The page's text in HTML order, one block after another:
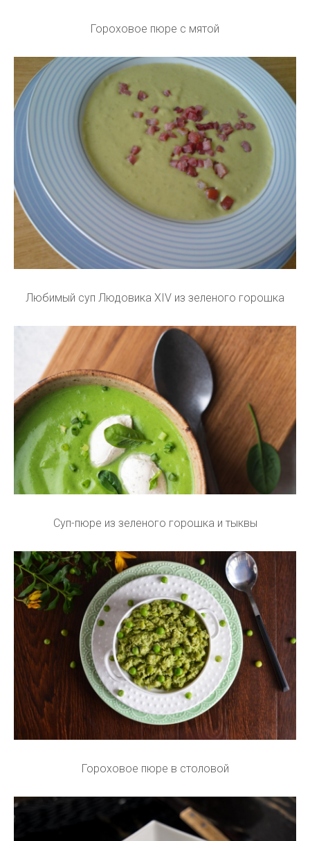
Гороховое пюре с мятой
Любимый суп Людовика XIV из зеленого горошка
Суп-пюре из зеленого горошка и тыквы
Гороховое пюре в столовой